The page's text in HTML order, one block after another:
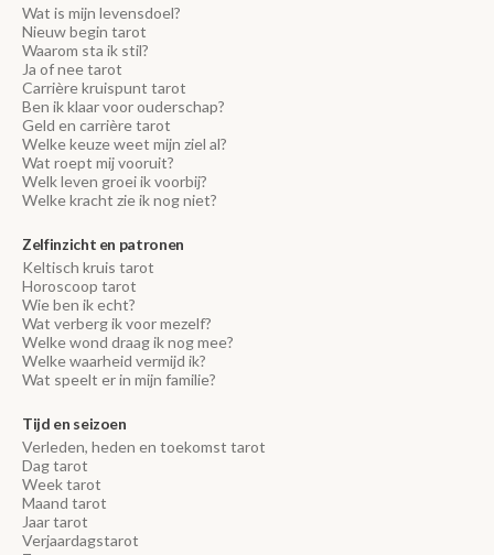
Wat is mijn levensdoel?
Nieuw begin tarot
Waarom sta ik stil?
Ja of nee tarot
Carrière kruispunt tarot
Ben ik klaar voor ouderschap?
Geld en carrière tarot
Welke keuze weet mijn ziel al?
Wat roept mij vooruit?
Welk leven groei ik voorbij?
Welke kracht zie ik nog niet?
Zelfinzicht en patronen
Keltisch kruis tarot
Horoscoop tarot
Wie ben ik echt?
Wat verberg ik voor mezelf?
Welke wond draag ik nog mee?
Welke waarheid vermijd ik?
Wat speelt er in mijn familie?
Tijd en seizoen
Verleden, heden en toekomst tarot
Dag tarot
Week tarot
Maand tarot
Jaar tarot
Verjaardagstarot